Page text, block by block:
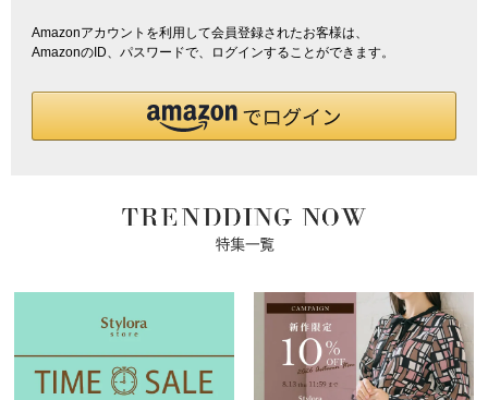
Amazonアカウントを利用して会員登録されたお客様は、
AmazonのID、パスワードで、ログインすることができます。